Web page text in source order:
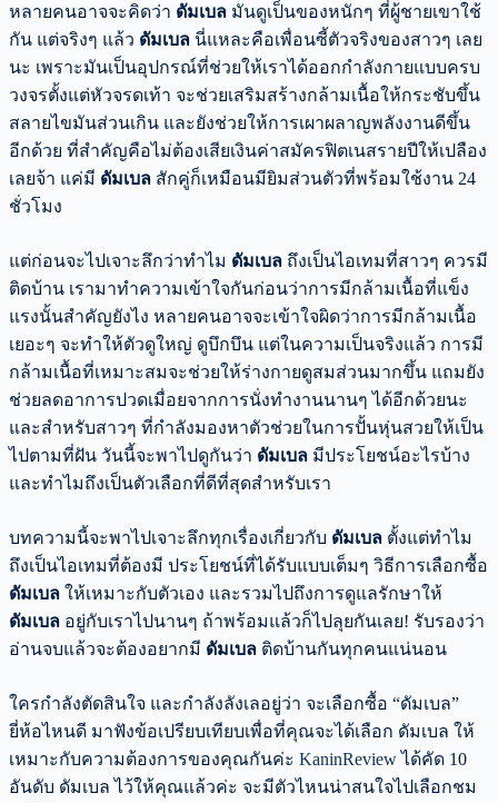
หลายคนอาจจะคิดว่า ดัมเบล มันดูเป็นของหนักๆ ที่ผู้ชายเขาใช้
กัน แต่จริงๆ แล้ว ดัมเบล นี่แหละคือเพื่อนซี้ตัวจริงของสาวๆ เลย
นะ เพราะมันเป็นอุปกรณ์ที่ช่วยให้เราได้ออกกำลังกายแบบครบ
วงจรตั้งแต่หัวจรดเท้า จะช่วยเสริมสร้างกล้ามเนื้อให้กระชับขึ้น
สลายไขมันส่วนเกิน และยังช่วยให้การเผาผลาญพลังงานดีขึ้น
อีกด้วย ที่สำคัญคือไม่ต้องเสียเงินค่าสมัครฟิตเนสรายปีให้เปลือง
เลยจ้า แค่มี ดัมเบล สักคู่ก็เหมือนมียิมส่วนตัวที่พร้อมใช้งาน 24
ชั่วโมง
แต่ก่อนจะไปเจาะลึกว่าทำไม ดัมเบล ถึงเป็นไอเทมที่สาวๆ ควรมี
ติดบ้าน เรามาทำความเข้าใจกันก่อนว่าการมีกล้ามเนื้อที่แข็ง
แรงนั้นสำคัญยังไง หลายคนอาจจะเข้าใจผิดว่าการมีกล้ามเนื้อ
เยอะๆ จะทำให้ตัวดูใหญ่ ดูบึกบึน แต่ในความเป็นจริงแล้ว การมี
กล้ามเนื้อที่เหมาะสมจะช่วยให้ร่างกายดูสมส่วนมากขึ้น แถมยัง
ช่วยลดอาการปวดเมื่อยจากการนั่งทำงานนานๆ ได้อีกด้วยนะ
และสำหรับสาวๆ ที่กำลังมองหาตัวช่วยในการปั้นหุ่นสวยให้เป็น
ไปตามที่ฝัน วันนี้จะพาไปดูกันว่า ดัมเบล มีประโยชน์อะไรบ้าง
และทำไมถึงเป็นตัวเลือกที่ดีที่สุดสำหรับเรา
บทความนี้จะพาไปเจาะลึกทุกเรื่องเกี่ยวกับ ดัมเบล ตั้งแต่ทำไม
ถึงเป็นไอเทมที่ต้องมี ประโยชน์ที่ได้รับแบบเต็มๆ วิธีการเลือกซื้อ
ดัมเบล ให้เหมาะกับตัวเอง และรวมไปถึงการดูแลรักษาให้
ดัมเบล อยู่กับเราไปนานๆ ถ้าพร้อมแล้วก็ไปลุยกันเลย! รับรองว่า
อ่านจบแล้วจะต้องอยากมี ดัมเบล ติดบ้านกันทุกคนแน่นอน
ใครกำลังตัดสินใจ และกำลังลังเลอยู่ว่า จะเลือกซื้อ “ดัมเบล”
ยี่ห้อไหนดี มาฟังข้อเปรียบเทียบเพื่อที่คุณจะได้เลือก ดัมเบล ให้
เหมาะกับความต้องการของคุณกันค่ะ KaninReviewได้คัด 10
อันดับ ดัมเบล ไว้ให้คุณแล้วค่ะ จะมีตัวไหนน่าสนใจไปเลือกชม